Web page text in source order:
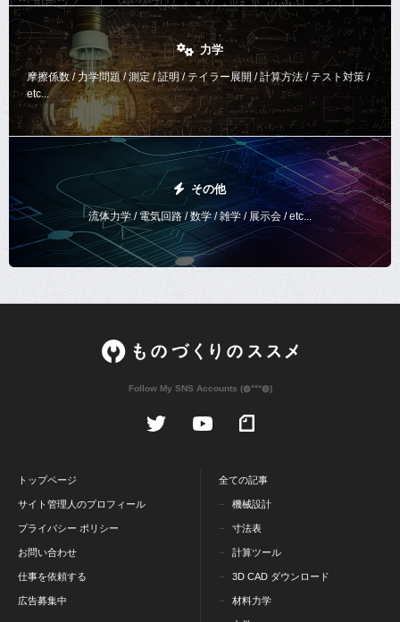
力学
摩擦係数 / 力学問題 / 測定 / 証明 / テイラー展開 / 計算方法 /テスト対策 /
etc...
その他
流体力学 / 電気回路 / 数学 / 雑学 / 展示会 / etc...
Follow My SNS Accounts (◍ᐡᐤᐡ◍)
トップページ
サイト管理人のプロフィール
プライバシー ポリシー
お問い合わせ
仕事を依頼する
広告募集中
全ての記事
機械設計
寸法表
計算ツール
3D CAD ダウンロード
材料力学